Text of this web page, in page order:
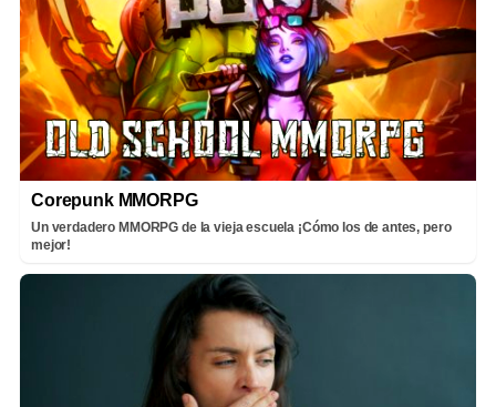
Corepunk MMORPG
Un verdadero MMORPG de la vieja escuela ¡Cómo los de antes, pero
mejor!